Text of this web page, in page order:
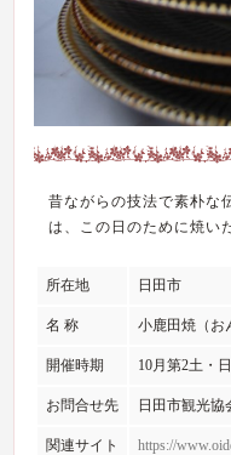
昔ながらの技法で素朴な
は、この日のために焼い
所在地 日田市
名 称 小鹿田焼（お
開催時期 10月第2土・
お問合せ先 日田市観光協
関連サイト https://